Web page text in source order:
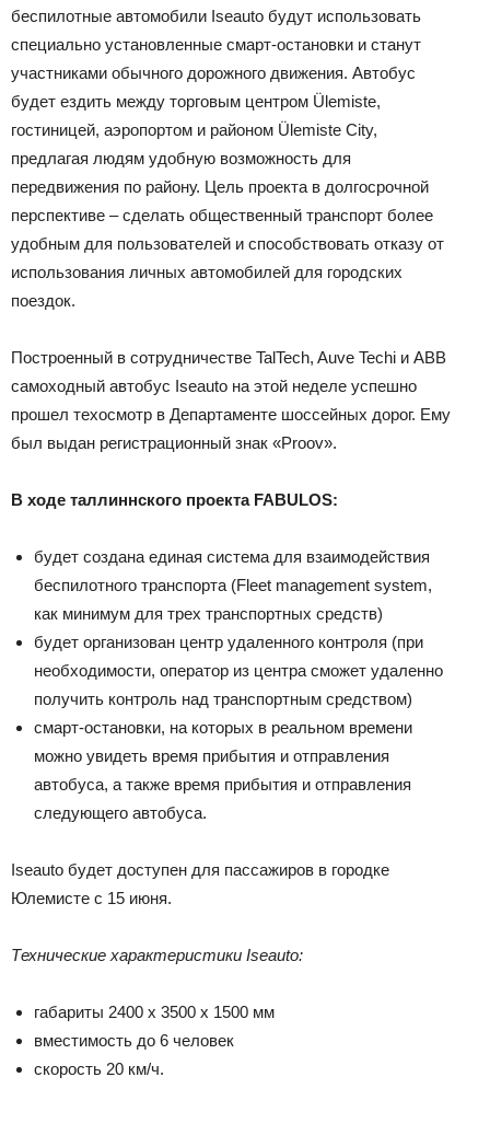
беспилотные автомобили Iseauto будут использовать
специально установленные смарт-остановки и станут
участниками обычного дорожного движения. Автобус
будет ездить между торговым центром Ülemiste,
гостиницей, аэропортом и районом Ülemiste City,
предлагая людям удобную возможность для
передвижения по району. Цель проекта в долгосрочной
перспективе – сделать общественный транспорт более
удобным для пользователей и способствовать отказу от
использования личных автомобилей для городских
поездок.
Построенный в сотрудничестве TalTech, Auve Techi и ABB
самоходный автобус Iseauto на этой неделе успешно
прошел техосмотр в Департаменте шоссейных дорог. Ему
был выдан регистрационный знак «Proov».
В ходе таллиннского проекта FABULOS:
будет создана единая система для взаимодействия
беспилотного транспорта (Fleet management system,
как минимум для трех транспортных средств)
будет организован центр удаленного контроля (при
необходимости, оператор из центра сможет удаленно
получить контроль над транспортным средством)
смарт-остановки, на которых в реальном времени
можно увидеть время прибытия и отправления
автобуса, а также время прибытия и отправления
следующего автобуса.
Iseauto будет доступен для пассажиров в городке
Юлемисте с 15 июня.
Технические характеристики Iseauto:
габариты 2400 x 3500 x 1500 мм
вместимость до 6 человек
скорость 20 км/ч.